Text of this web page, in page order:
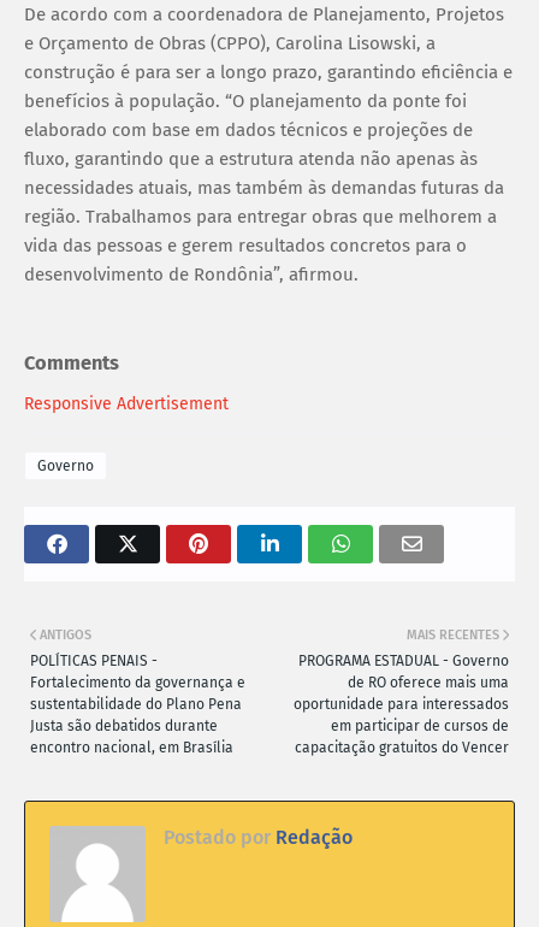
De acordo com a coordenadora de Planejamento, Projetos
e Orçamento de Obras (CPPO), Carolina Lisowski, a
construção é para ser a longo prazo, garantindo eficiência e
benefícios à população. “O planejamento da ponte foi
elaborado com base em dados técnicos e projeções de
fluxo, garantindo que a estrutura atenda não apenas às
necessidades atuais, mas também às demandas futuras da
região. Trabalhamos para entregar obras que melhorem a
vida das pessoas e gerem resultados concretos para o
desenvolvimento de Rondônia”, afirmou.
Comments
Responsive Advertisement
Governo
MAIS RECENTES
PROGRAMA ESTADUAL - Governo
de RO oferece mais uma
oportunidade para interessados
em participar de cursos de
capacitação gratuitos do Vencer
ANTIGOS
POLÍTICAS PENAIS -
Fortalecimento da governança e
sustentabilidade do Plano Pena
Justa são debatidos durante
encontro nacional, em Brasília
Postado por Redação